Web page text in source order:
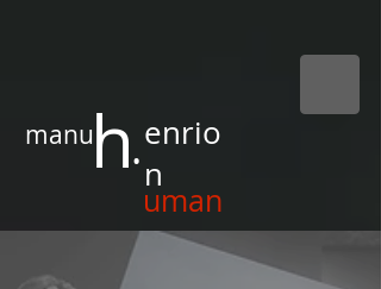
manuh enrio
n
uman
.